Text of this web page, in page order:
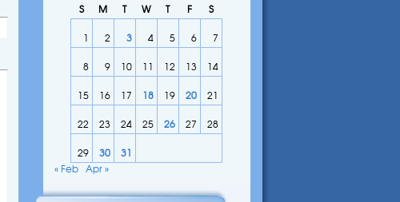
S M T W T F S
1 2 3 4 5 6 7
8 9 10 11 12 13 14
15 16 17 18 19 20 21
22 23 24 25 26 27 28
29 30
31
« Feb Apr »